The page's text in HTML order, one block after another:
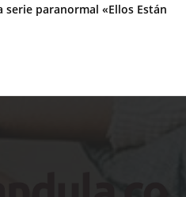
paranormal «Ellos Están